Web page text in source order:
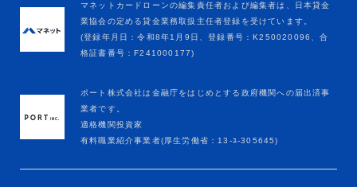
マネットカードローンの編集責任者および編集者は、日本貸金
業協会の定める貸金業務取扱主任者登録を受けています。
(登録年月日：令和8年1月9日、登録番号：K250020096、合
格証書番号：F241000177)
ポート株式会社は金融庁をはじめとする政府機関への届出済事
業者です。
適格機関投資家
有料職業紹介事業者(厚生労働省：13-ﾕ-305645)